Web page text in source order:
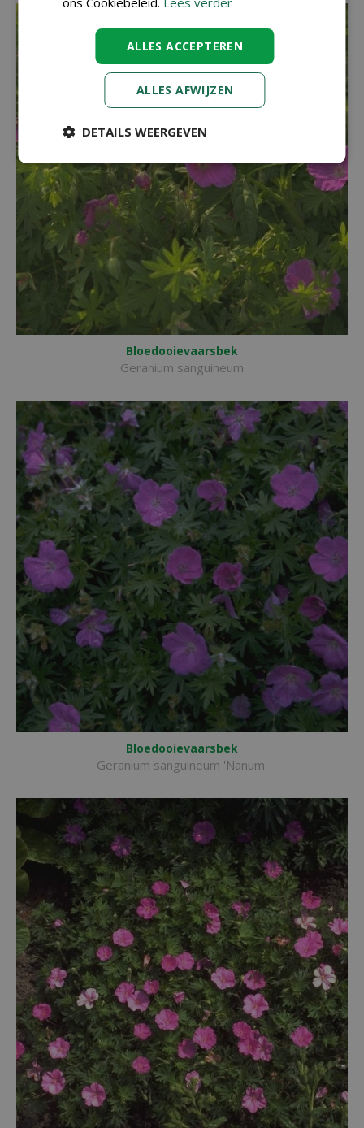
Bloedooievaarsbek
Geranium sanguineum
Bloedooievaarsbek
Geranium sanguineum 'Nanum'
ALLES ACCEPTEREN
ALLES AFWIJZEN
DETAILS WEERGEVEN